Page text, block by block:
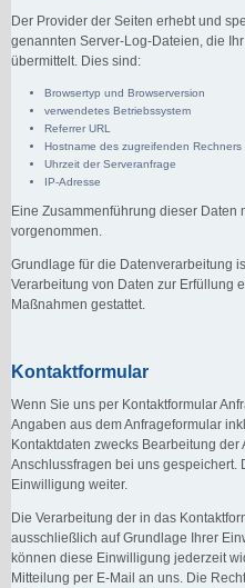
Der Provider der Seiten erhebt und
genannten Server-Log-Dateien, die
übermittelt. Dies sind:
Browsertyp und Browserversion
verwendetes Betriebssystem
Referrer URL
Hostname des zugreifenden Rechners
Uhrzeit der Serveranfrage
IP-Adresse
Eine Zusammenführung dieser
vorgenommen.
Grundlage für die Datenverarbeitung
Verarbeitung von Daten zur Erfüllung
Maßnahmen gestattet.
Kontaktformular
Wenn Sie uns per Kontaktformular
Angaben aus dem Anfrageformular
Kontaktdaten zwecks Bearbeitung
Anschlussfragen bei uns gespeichert.
Einwilligung weiter.
Die Verarbeitung der in das
ausschließlich auf Grundlage Ihrer
können diese Einwilligung jederzeit
Mitteilung per E-Mail an uns. Die